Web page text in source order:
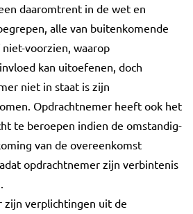
daaromtrent in de wet en
alle van buitenkomende
voorzien, waarop
kan uitoefenen, doch
niet in staat is zijn
Opdrachtnemer heeft ook het
te beroepen indien de omstandig-
van de overeenkomst
opdrachtnemer zijn verbintenis
zijn verplichtingen uit de